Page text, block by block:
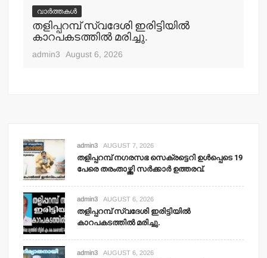
വാർത്തകൾ
തളിപ്പറമ്പ് സ്വദേശി ഇരിട്ടിയില്‍
കാറപകടത്തില്‍ മരിച്ചു.
admin3 August 6, 2026
admin3 AUGUST 7, 2026
തളിപ്പറമ്പ് നഗരസഭ സെക്രട്ടെറി ഉള്‍പ്പെടെ 19
പേരെ തരംതാഴ്ത്തി സര്‍ക്കാര്‍ ഉത്തരവ്.
admin3 AUGUST 6, 2026
തളിപ്പറമ്പ് സ്വദേശി ഇരിട്ടിയില്‍
കാറപകടത്തില്‍ മരിച്ചു.
admin3 AUGUST 6, 2026